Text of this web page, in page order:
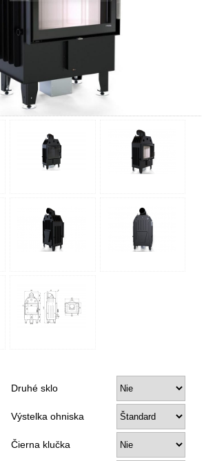
Druhé sklo
Výstelka ohniska
Čierna klučka